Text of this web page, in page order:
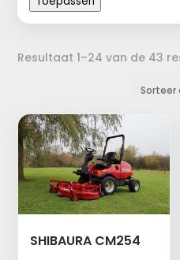
Resultaat 1–24 van de 43
SHIBAURA CM254